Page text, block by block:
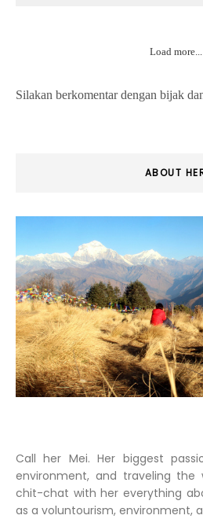
Load more...
Silakan berkomentar dengan bijak
ABOUT
Call her Mei. Her biggest
environment, and traveling
chit-chat with her everything
as a voluntourism, environment,